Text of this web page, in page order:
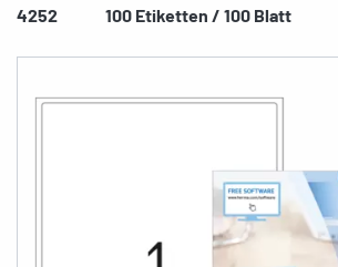
4252
100 Etiketten / 100 Blatt